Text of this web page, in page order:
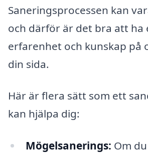
Saneringsprocessen kan
och därför är det bra att ha
erfarenhet och kunskap på
din sida.
Här är flera sätt som ett
kan hjälpa dig:
Mögelsanerings: Om